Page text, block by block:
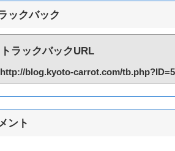
ックバック
トラックバックURL
http://blog.kyoto-carrot.com/
ント